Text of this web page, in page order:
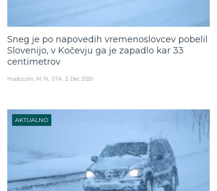
Sneg je po napovedih vremenoslovcev pobelil
Slovenijo, v Kočevju ga je zapadlo kar 33
centimetrov
Hudo.com M. N., STA 3. Dec 2020
AKTUALNO